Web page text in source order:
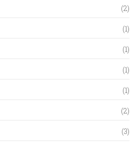
(2)
(1)
(1)
(1)
(1)
(2)
(3)